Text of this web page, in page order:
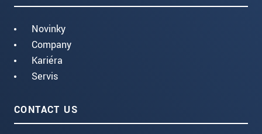
Novinky
Company
Kariéra
Servis
CONTACT US